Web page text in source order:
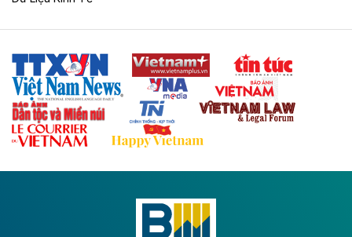
Hòa Phát dự kiến rót thêm 20.000 tỷ đồng
vào dự án ray đường sắt tại Dung Quất
Hòa Phát muốn chi thêm 20.000 tỷ đồng để mở rộng
dự án sản xuất ray đường sắt và thép đặc biệt tại khu
kinh tế Dung Quất.
Keppel thoái toàn bộ vốn khỏi dự án
Empire City tại Thủ Thiêm